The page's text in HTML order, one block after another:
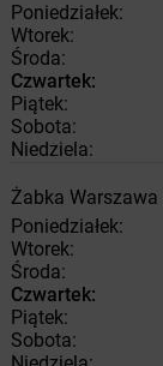
Poniedziałek:
Wtorek:
Środa:
Czwartek:
Piątek:
Sobota:
Niedziela:
Żabka Warszawa
Poniedziałek:
Wtorek:
Środa:
Czwartek:
Piątek:
Sobota: